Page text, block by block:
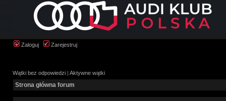
Zaloguj Zarejestruj
Wątki bez odpowiedzi | Aktywne wątki
Strona główna forum